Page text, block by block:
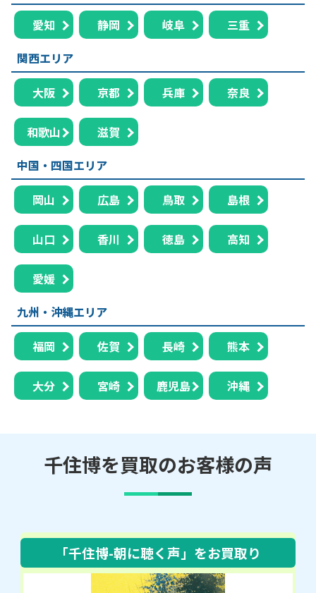
愛知 静岡 岐阜
三重
関西エリア
大阪 京都 兵庫 奈良
和歌山
滋賀
中国・四国エリア
岡山 広島 鳥取 島根
山口 香川 徳島 高知
愛媛
九州・沖縄エリア
福岡 佐賀 長崎 熊本
大分 宮崎 鹿児島 沖縄
千住博を買取のお客様の声
「千住博-朝に聴く声」 をお買取り